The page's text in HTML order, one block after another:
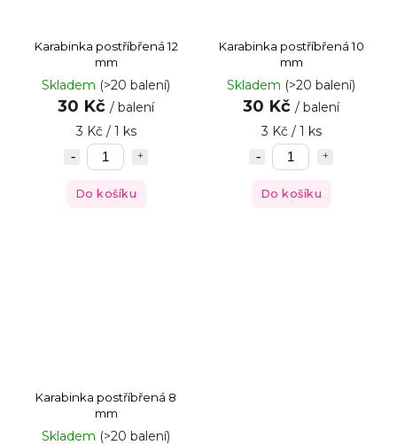
Karabinka postříbřená 12
mm
Skladem (>20 balení)
30 Kč / balení
3 Kč / 1 ks
Do košíku
Karabinka postříbřená 10
mm
Skladem (>20 balení)
30 Kč / balení
3 Kč / 1 ks
Do košíku
Karabinka postříbřená 8
mm
Skladem (>20 balení)